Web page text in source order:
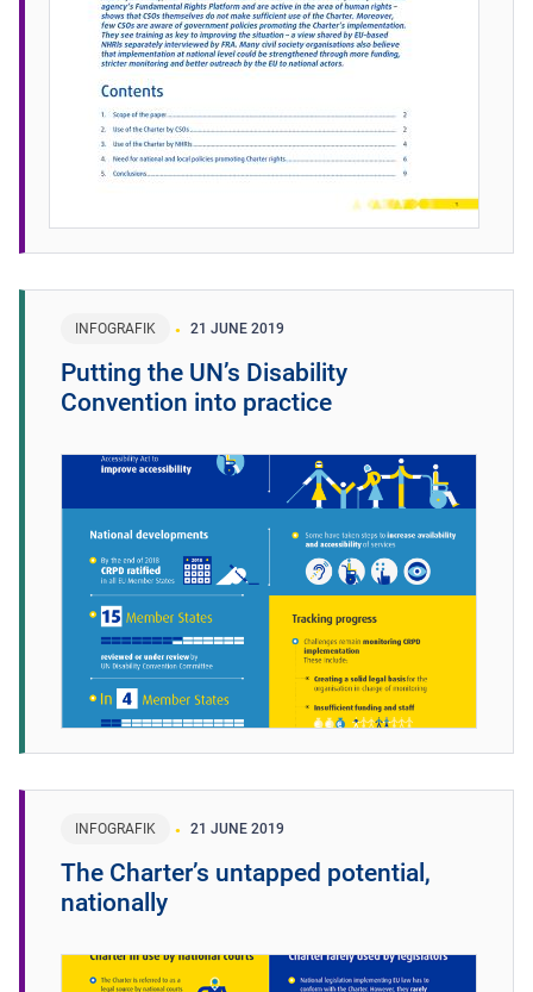
INFOGRAFIK 21 JUNE 2019
Putting the UN’s Disability
Convention into practice
INFOGRAFIK 21 JUNE 2019
The Charter’s untapped potential,
nationally